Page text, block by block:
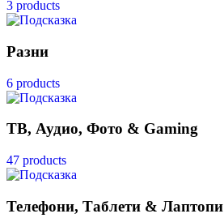
3 products
Разни
6 products
ТВ, Аудио, Фото & Gaming
47 products
Телефони, Таблети & Лаптопи